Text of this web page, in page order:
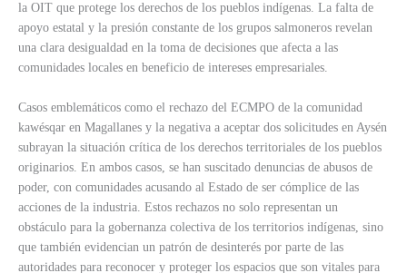
la OIT que protege los derechos de los pueblos indígenas. La falta de
apoyo estatal y la presión constante de los grupos salmoneros revelan
una clara desigualdad en la toma de decisiones que afecta a las
comunidades locales en beneficio de intereses empresariales.
Casos emblemáticos como el rechazo del ECMPO de la comunidad
kawésqar en Magallanes y la negativa a aceptar dos solicitudes en Aysén
subrayan la situación crítica de los derechos territoriales de los pueblos
originarios. En ambos casos, se han suscitado denuncias de abusos de
poder, con comunidades acusando al Estado de ser cómplice de las
acciones de la industria. Estos rechazos no solo representan un
obstáculo para la gobernanza colectiva de los territorios indígenas, sino
que también evidencian un patrón de desinterés por parte de las
autoridades para reconocer y proteger los espacios que son vitales para